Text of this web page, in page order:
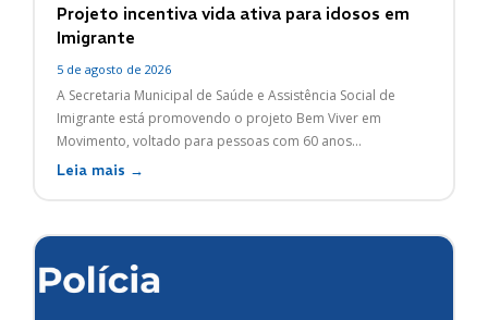
Projeto incentiva vida ativa para idosos em
Imigrante
5 de agosto de 2026
A Secretaria Municipal de Saúde e Assistência Social de
Imigrante está promovendo o projeto Bem Viver em
Movimento, voltado para pessoas com 60 anos...
Leia mais →